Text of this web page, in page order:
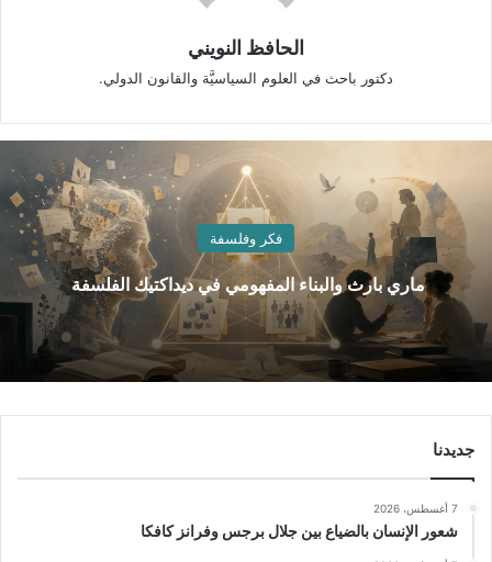
الحافظ النويني
دكتور باحث في العلوم السياسيَّة والقانون الدولي.
فكر وفلسفة
ماري بارث والبناء المفهومي في ديداكتيك الفلسفة
جديدنا
7 أغسطس، 2026
شعور الإنسان بالضياع بين جلال برجس وفرانز كافكا